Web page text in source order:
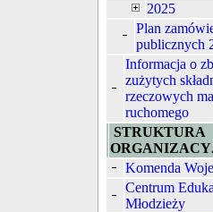
2025
Plan
publicznych
Informacja o
zużytych
rzeczowych
ruchomego
STRUKTURA
Komenda
Centrum
Młodzieży